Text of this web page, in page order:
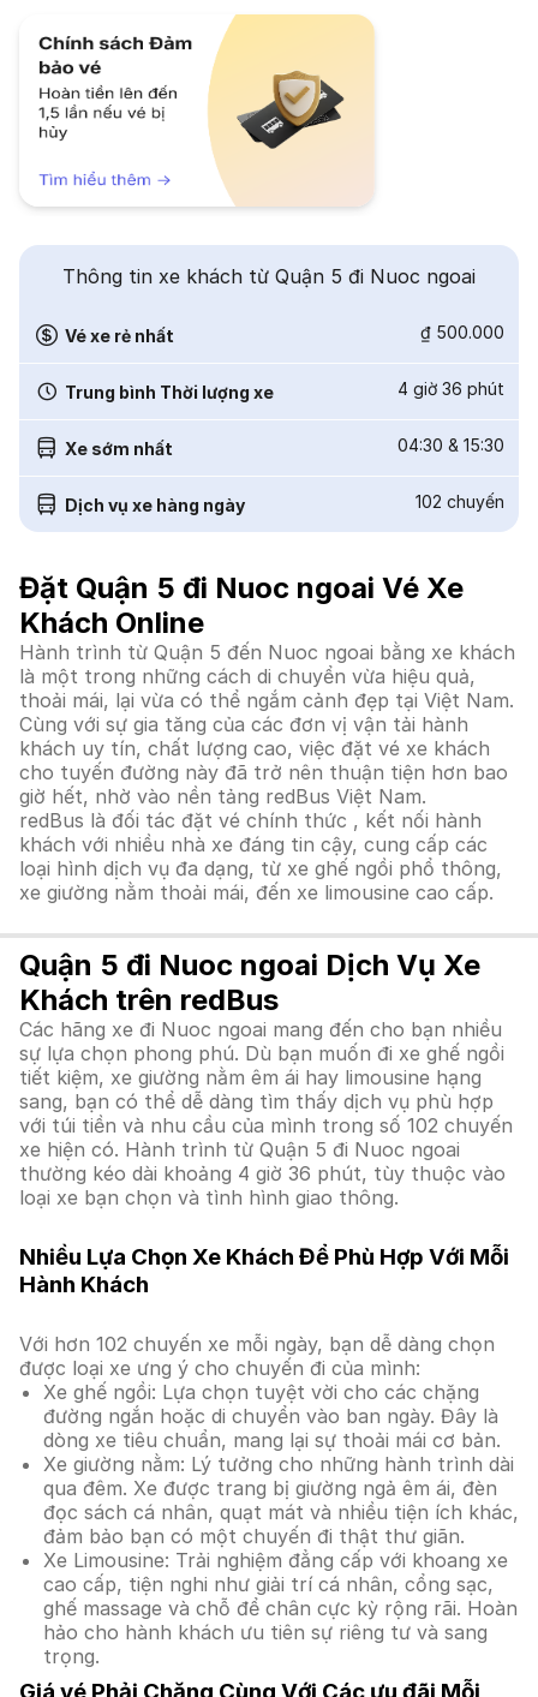
Thông tin xe khách từ Quận 5 đi Nuoc ngoai
Vé xe rẻ nhất ₫ 500.000
Trung bình Thời lượng xe 4 giờ 36 phút
Xe sớm nhất 04:30 & 15:30
Dịch vụ xe hàng ngày 102 chuyến
Đặt Quận 5 đi Nuoc ngoai Vé Xe
Khách Online
Hành trình từ Quận 5 đến Nuoc ngoai bằng xe khách
là một trong những cách di chuyển vừa hiệu quả,
thoải mái, lại vừa có thể ngắm cảnh đẹp tại Việt Nam.
Cùng với sự gia tăng của các đơn vị vận tải hành
khách uy tín, chất lượng cao, việc đặt vé xe khách
cho tuyến đường này đã trở nên thuận tiện hơn bao
giờ hết, nhờ vào nền tảng redBus Việt Nam.
redBus là đối tác đặt vé chính thức , kết nối hành
khách với nhiều nhà xe đáng tin cậy, cung cấp các
loại hình dịch vụ đa dạng, từ xe ghế ngồi phổ thông,
xe giường nằm thoải mái, đến xe limousine cao cấp.
Quận 5 đi Nuoc ngoai Dịch Vụ Xe
Khách trên redBus
Các hãng xe đi Nuoc ngoai mang đến cho bạn nhiều
sự lựa chọn phong phú. Dù bạn muốn đi xe ghế ngồi
tiết kiệm, xe giường nằm êm ái hay limousine hạng
sang, bạn có thể dễ dàng tìm thấy dịch vụ phù hợp
với túi tiền và nhu cầu của mình trong số 102 chuyến
xe hiện có. Hành trình từ Quận 5 đi Nuoc ngoai
thường kéo dài khoảng 4 giờ 36 phút, tùy thuộc vào
loại xe bạn chọn và tình hình giao thông.
Nhiều Lựa Chọn Xe Khách Để Phù Hợp Với Mỗi
Hành Khách
Với hơn 102 chuyến xe mỗi ngày, bạn dễ dàng chọn
được loại xe ưng ý cho chuyến đi của mình:
Xe ghế ngồi: Lựa chọn tuyệt vời cho các chặng
đường ngắn hoặc di chuyển vào ban ngày. Đây là
dòng xe tiêu chuẩn, mang lại sự thoải mái cơ bản.
Xe giường nằm: Lý tưởng cho những hành trình dài
qua đêm. Xe được trang bị giường ngả êm ái, đèn
đọc sách cá nhân, quạt mát và nhiều tiện ích khác,
đảm bảo bạn có một chuyến đi thật thư giãn.
Xe Limousine: Trải nghiệm đẳng cấp với khoang xe
cao cấp, tiện nghi như giải trí cá nhân, cổng sạc,
ghế massage và chỗ để chân cực kỳ rộng rãi. Hoàn
hảo cho hành khách ưu tiên sự riêng tư và sang
trọng.